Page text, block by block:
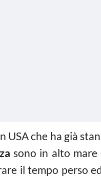
USA che ha già
sono in alto mare
il tempo perso